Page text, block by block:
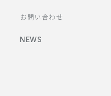
お問い合わせ
NEWS